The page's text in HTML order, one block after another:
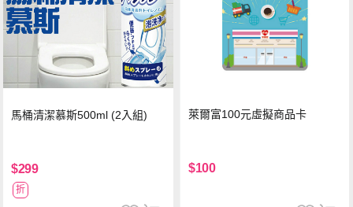
馬桶清潔慕斯500ml (2入組)
$299
折
萊爾富100元虛擬商品卡
$100